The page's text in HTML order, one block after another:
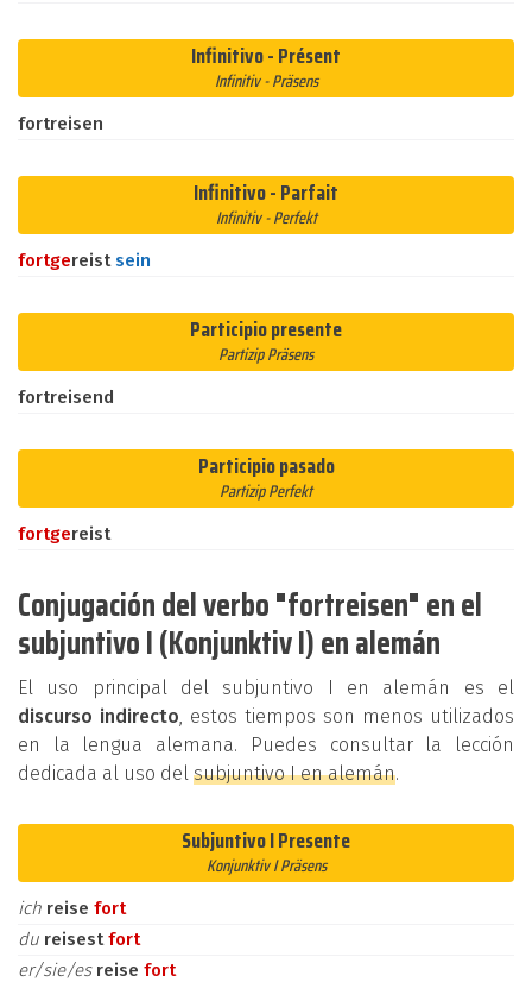
Infinitivo - Présent
Infinitiv - Präsens
fortreisen
Infinitivo - Parfait
Infinitiv - Perfekt
fortgereistsein
Participio presente
Partizip Präsens
fortreisend
Participio pasado
Partizip Perfekt
fortgereist
Conjugación del verbo "fortreisen" en el
subjuntivo I (Konjunktiv I) en alemán
El uso principal del subjuntivo I en alemán es el
discurso indirecto, estos tiempos son menos utilizados
en la lengua alemana. Puedes consultar la lección
dedicada al uso del subjuntivo I en alemán.
Subjuntivo I Presente
Konjunktiv I Präsens
ich reise fort
du reisestfort
er/sie/es reise fort